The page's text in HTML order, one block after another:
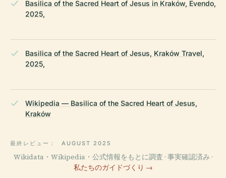
Basilica of the Sacred Heart of Jesus in Kraków, Evendo,
2025,
Basilica of the Sacred Heart of Jesus, Kraków Travel,
2025,
Wikipedia — Basilica of the Sacred Heart of Jesus,
Kraków
最終レビュー： AUGUST 2025
Wikidata・Wikipedia・公式情報をもとに調査 · 事実確認済み ·
私たちのガイドづくり →